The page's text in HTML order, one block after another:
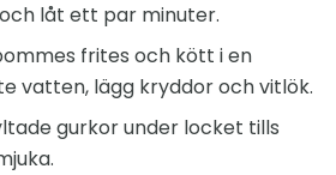
låt ett par minuter.
frites och kött i en
vatten, lägg kryddor och vitlök.
gurkor under locket tills